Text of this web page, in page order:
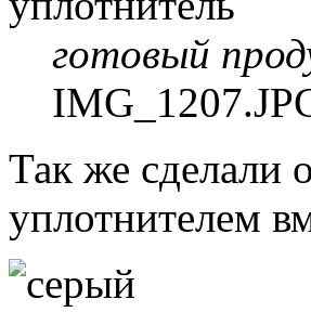
готовый
Так же сделали
уплотнителем